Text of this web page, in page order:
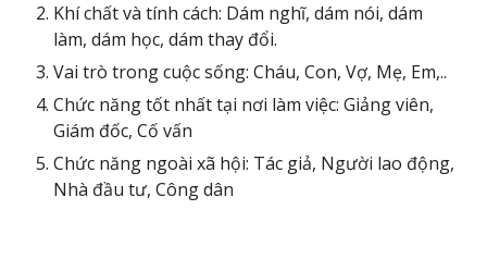
Khí chất và tính cách: Dám nghĩ, dám nói, dám
làm, dám học, dám thay đổi.
Vai trò trong cuộc sống: Cháu, Con, Vợ, Mẹ, Em,..
Chức năng tốt nhất tại nơi làm việc: Giảng viên,
Giám đốc, Cố vấn
Chức năng ngoài xã hội: Tác giả, Người lao động,
Nhà đầu tư, Công dân